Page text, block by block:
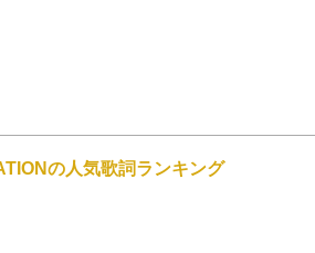
の人気歌詞ランキング